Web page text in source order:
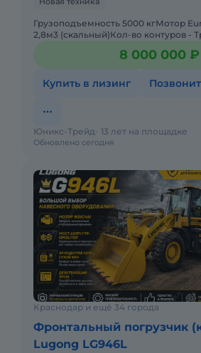
Грузоподъемность 5000 кгМотор
2,8м3 (скальный)Кол-во контуров -
8 000 000 ₽
Купить в лизинг
Обновлено сегодня
Юникс-Трейд 13 лет на площадке
Краснодар и ещё 34 города
Фронтальный погрузчик
Lugong LG946L